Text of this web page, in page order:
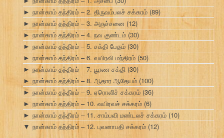
► நான்காம் தந்திரம் – 2. திருவம்பலச் சக்கரம் (89)
► நான்காம் தந்திரம் – 3. அருச்சனை (12)
► நான்காம் தந்திரம் – 4. நவ குண்டம் (30)
► நான்காம் தந்திரம் – 5. சக்தி பேதம் (30)
► நான்காம் தந்திரம் – 6. வயிரவி மந்திரம் (50)
► நான்காம் தந்திரம் – 7. பூரண சக்தி (30)
► நான்காம் தந்திரம் – 8. ஆதார ஆதேயம் (100)
► நான்காம் தந்திரம் – 9. ஏரொளிச் சக்கரம் (36)
► நான்காம் தந்திரம் – 10. வயிரவச் சக்கரம் (6)
► நான்காம் தந்திரம் – 11. சாம்பவி மண்டலச் சக்கரம் (10)
▼ நான்காம் தந்திரம் – 12. புவனாபதி சக்கரம் (12)